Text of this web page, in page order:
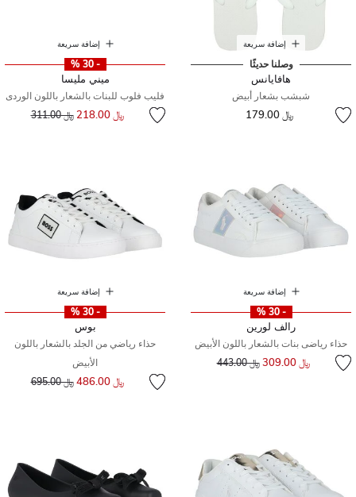
إضافة سريعة
وصلنا حديثًا
هافايانس
شبشب بشعار أبيض
﷼ 179.00
إضافة سريعة
- 30 %
ميني مليسا
فليب فلوب للبنات بالشعار باللون الوردى
﷼ 218.00 سعر مخفض من
﷼ 311.00 إلى
إضافة سريعة
- 30 %
رالف لورين
حذاء رياضى بنات بالشعار باللون الأبيض
﷼ 309.00 سعر مخفض من﷼ 443.00
إضافة سريعة
- 30 %
بوس
حذاء رياضي من الجلد بالشعار باللون
الأبيض
﷼ 486.00 سعر مخفض من
﷼ 695.00 إلى